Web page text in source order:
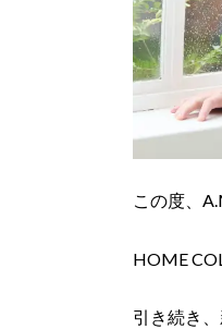
この度、
HOME
引き続き